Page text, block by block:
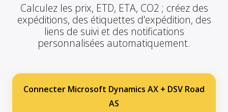
Calculez les prix, ETD, ETA, CO2 ; créez des
expéditions, des étiquettes d'expédition, des
liens de suivi et des notifications
personnalisées automatiquement.
Connecter Microsoft Dynamics AX + DSV Road
AS